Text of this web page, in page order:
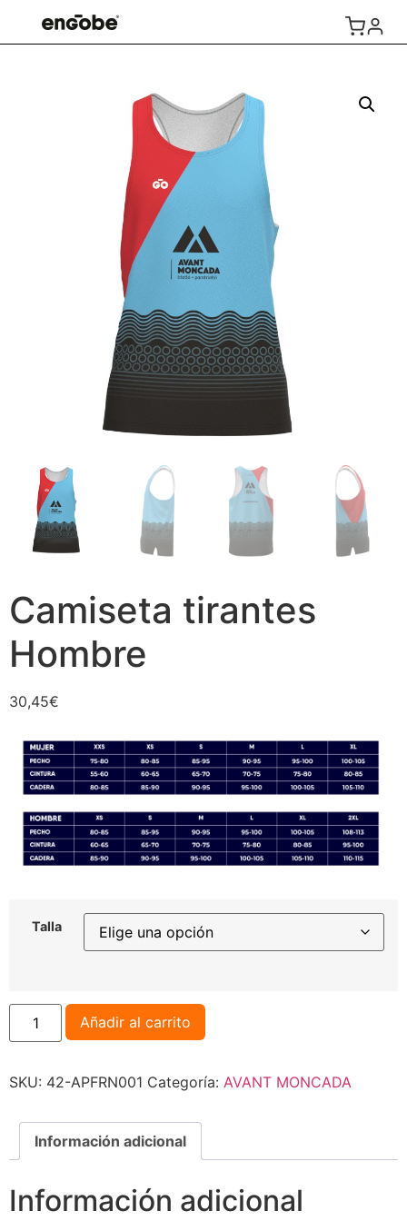
Camiseta tirantes
Hombre
30,45€
Talla
Añadir al carrito
SKU: 42-APFRN001 Categoría: AVANT MONCADA
Información adicional
Información adicional